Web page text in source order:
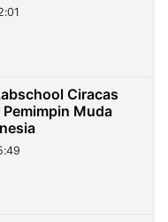
Ciracas
Muda